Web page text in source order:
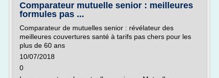
Comparateur mutuelle senior : meilleures
formules pas ...
Comparateur de mutuelles senior : révélateur des
meilleures couvertures santé à tarifs pas chers pour les
plus de 60 ans
10/07/2018
0